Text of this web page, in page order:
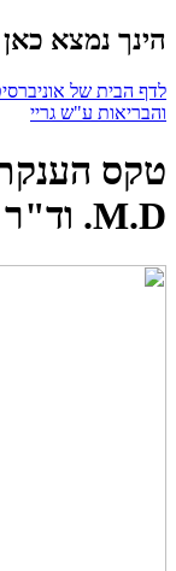
הינך נמצא כאן
לדף הבית של
והבריאות ע"ש גריי
טקס
M.D. וד"ר לרפואת שיניים D.M.D